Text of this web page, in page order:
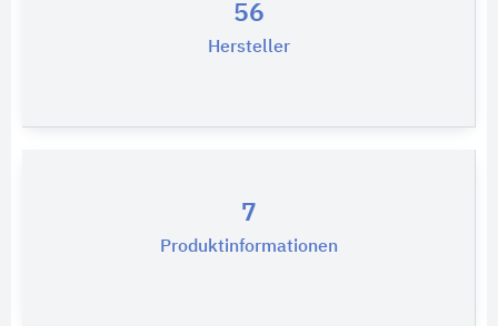
56
Hersteller
7
Produktinformationen